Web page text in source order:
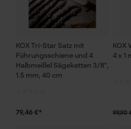
KOX Tri-Star Satz mit
Führungsschiene und 4
Halbmeißel Sägeketten 3/8",
1.5 mm, 40 cm
79,46 €*
KOX
4 x 1
99,90
Speichern der
Datenverarbeitung
Econda Tag
Statistik Cookies